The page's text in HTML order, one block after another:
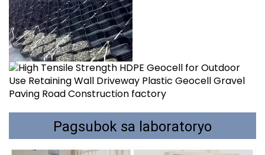
Pagsubok sa laboratoryo